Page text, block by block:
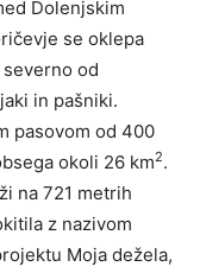
Dolenjskim
se oklepa
od
in pašniki.
pasovom od 400
okoli 26 km2.
na 721 metrih
z nazivom
Moja dežela,